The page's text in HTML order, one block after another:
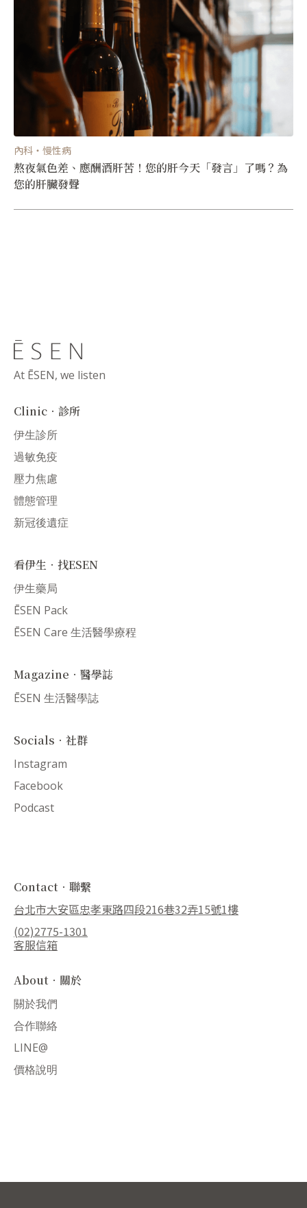
內科・慢性病
熬夜氣色差、應酬酒肝苦！您的肝今天「發言」了嗎？為
您的肝臟發聲
At ĒSEN, we listen
Clinic．診所
伊生診所
過敏免疫
壓力焦慮
體態管理
新冠後遺症
看伊生．找ESEN
伊生藥局
ĒSEN Pack
ĒSEN Care 生活醫學療程
Magazine．醫學誌
ĒSEN 生活醫學誌
Socials．社群
Instagram
Facebook
Podcast
Contact．聯繫
台北市大安區忠孝東路四段216巷32弄15號1樓
(02)2775-1301
客服信箱
About．關於
關於我們
合作聯絡
LINE@
價格說明